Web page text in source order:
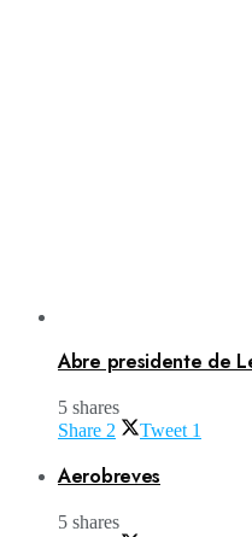
Abre presidente de
5 shares
Share 2 Tweet 1
Aerobreves
5 shares